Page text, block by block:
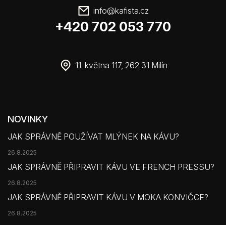
info@kafista.cz
+420 702 053 770
11. května 117, 262 31 Milín
NOVINKY
JAK SPRÁVNĚ POUŽÍVAT MLÝNEK NA KÁVU?
26.8.2025
JAK SPRÁVNĚ PŘIPRAVIT KÁVU VE FRENCH PRESSU?
26.8.2025
JAK SPRÁVNĚ PŘIPRAVIT KÁVU V MOKA KONVIČCE?
26.8.2025